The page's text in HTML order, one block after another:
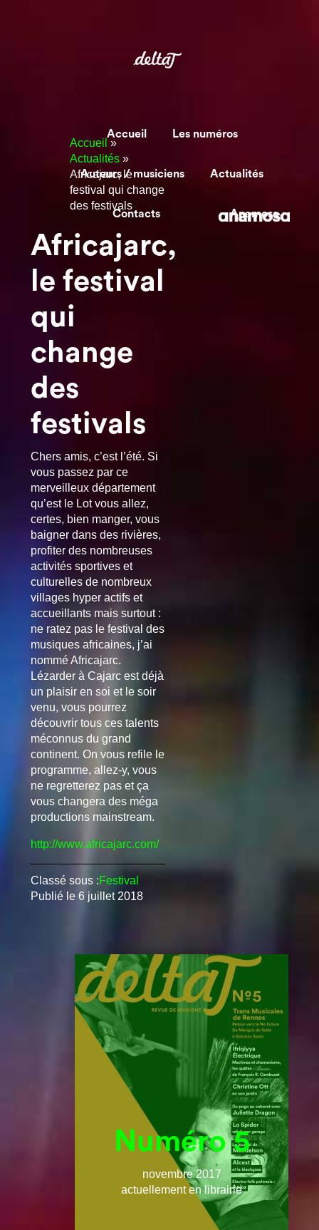
Accueil Les numéros
Auteurs / musiciens Actualités
Contacts Anamosa
Accueil »
Actualités»
Africajarc, le
festival qui change
des festivals
Africajarc,
le festival
qui
change
des
festivals
Chers amis, c’est l’été. Si
vous passez par ce
merveilleux département
qu’est le Lot vous allez,
certes, bien manger, vous
baigner dans des rivières,
profiter des nombreuses
activités sportives et
culturelles de nombreux
villages hyper actifs et
accueillants mais surtout :
ne ratez pas le festival des
musiques africaines, j’ai
nommé Africajarc.
Lézarder à Cajarc est déjà
un plaisir en soi et le soir
venu, vous pourrez
découvrir tous ces talents
méconnus du grand
continent. On vous refile le
programme, allez-y, vous
ne regretterez pas et ça
vous changera des méga
productions mainstream.
http://www.africajarc.com/
Classé sous :Festival
Publié le 6 juillet 2018
Numéro 5
novembre 2017
actuellement en librairie